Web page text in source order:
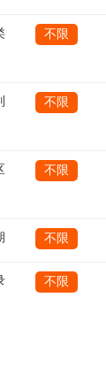
不限
不限
不限
不限
不限